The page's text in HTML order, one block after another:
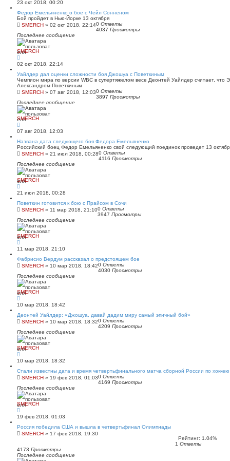
23 окт 2018, 00:20
Федор Емельяненко о бое с Чейл Сонненом
Бой пройдет в Нью-Йорке 13 октября
SMERCH » 02 окт 2018, 22:140 Ответы
4037 Просмотры
Последнее сообщение
SMERCH
02 окт 2018, 22:14
Уайлдер дал оценки сложности боя Джошуа с Поветкиным
Чемпион мира по версии WBC в супертяжелом весе Деонтей Уайлдер считает,
Александром Поветкиным
SMERCH » 07 авг 2018, 12:030 Ответы
3897 Просмотры
Последнее сообщение
SMERCH
07 авг 2018, 12:03
Названа дата следующего боя Федора Емельяненко
Российский боец Федор Емельяненко свой следующий поединок проведет 13
SMERCH » 21 июл 2018, 00:280 Ответы
4116 Просмотры
Последнее сообщение
SMERCH
21 июл 2018, 00:28
Поветкин готовится к бою с Прайсом в Сочи
SMERCH » 11 мар 2018, 21:100 Ответы
3947 Просмотры
Последнее сообщение
SMERCH
11 мар 2018, 21:10
Фабрисио Вердум рассказал о предстоящем бое
SMERCH » 10 мар 2018, 18:420 Ответы
4030 Просмотры
Последнее сообщение
SMERCH
10 мар 2018, 18:42
Деонтей Уайлдер: «Джошуа, давай дадим миру самый эпичный бой»
SMERCH » 10 мар 2018, 18:320 Ответы
4209 Просмотры
Последнее сообщение
SMERCH
10 мар 2018, 18:32
Стали известны дата и время четвертьфинального матча сборной России по хоккею
SMERCH » 19 фев 2018, 01:030 Ответы
4169 Просмотры
Последнее сообщение
SMERCH
19 фев 2018, 01:03
Россия победила США и вышла в четвертьфинал Олимпиады
SMERCH » 17 фев 2018, 19:30
Рейтинг: 1.04%
1 Ответы
4173 Просмотры
Последнее сообщение